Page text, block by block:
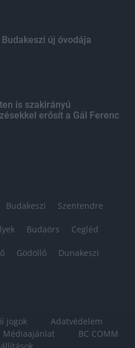
új óvodája
is szakirányú
erősít a Gál Ferenc
Budakeszi Szentendre
Budaörs Cegléd
Gödöllő Dunakeszi
jogok
Adatvédelem
Médiaajánlat
BC COMM